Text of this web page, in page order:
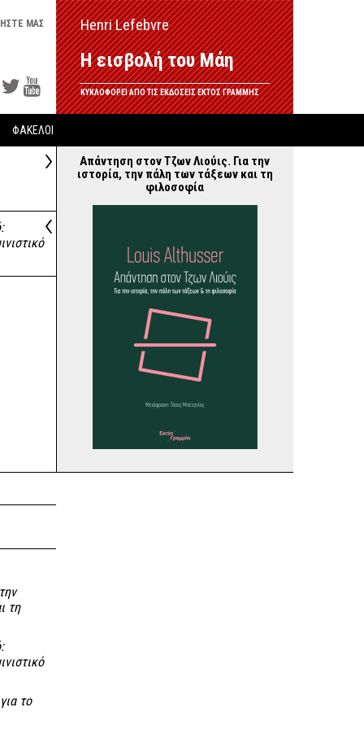
ΜΑΣ Henri Lefebvre
Η εισβολή του Μάη
ΚΥΚΛΟΦΟΡΕΙ ΑΠΟ ΤΙΣ ΕΚΔΟΣΕΙΣ ΕΚΤΟΣ ΓΡΑΜΜΗΣ
ΦΑΚΕΛΟΙ
Απάντηση στον Τζων Λιούις. Για την
ιστορία, την πάλη των τάξεων και τη
φιλοσοφία
τη
το